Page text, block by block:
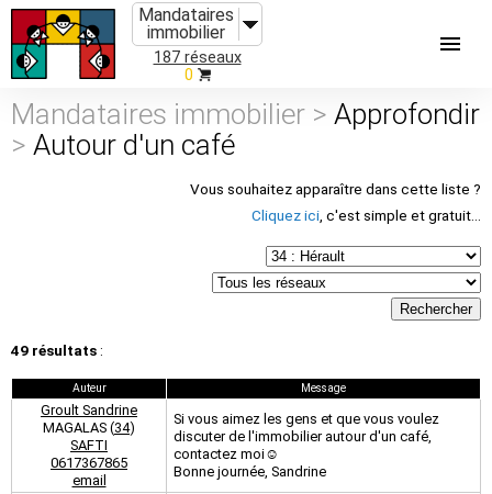
Mandataires
immobilier
187 réseaux
0
Mandataires immobilier > Approfondir
> Autour d'un café
Vous souhaitez apparaître dans cette liste ?
Cliquez ici , c'est simple et gratuit...
49 résultats :
Auteur Message
Groult Sandrine
MAGALAS (34)
SAFTI
0617367865
email
Si vous aimez les gens et que vous voulez
discuter de l'immobilier autour d'un café,
contactez moi☺️
Bonne journée, Sandrine